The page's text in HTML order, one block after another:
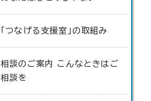
「つなげる支援室」の取組み
相談のご案内 こんなときはご
相談を